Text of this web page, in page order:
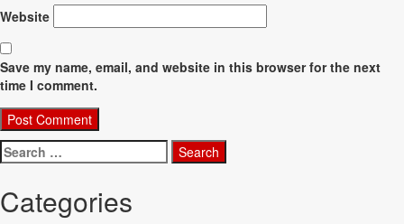
Website
Save my name, email, and website in this browser for the next
time I comment.
Search
for:
Categories